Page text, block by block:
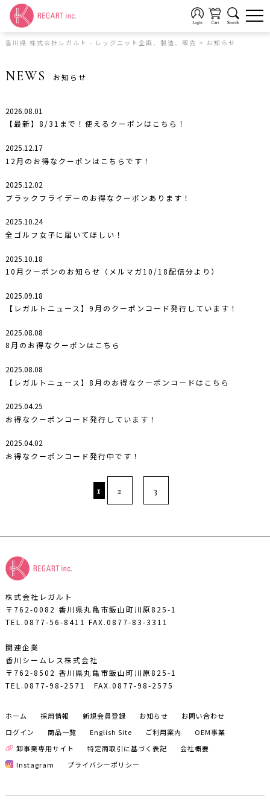
香川県 株式会社レガルト - レッグニット企画、製造、販売 > お知らせ
NEWS お知らせ
2026.08.01
【最新】8/31まで！使えるクーポンはこちら！
2025.12.17
12月のお得なクーポンはこちらです！
2025.12.02
ブラックフライデーのお得なクーポンあります！
2025.10.24
全ゴルフ女子に届いてほしい！
2025.10.18
10月クーポンのお知らせ（メルマガ10/18配信分より）
2025.09.18
【レガルトニュース】9月のクーポンコード発行しています！
2025.08.08
8月のお得なクーポンはこちら
2025.08.08
【レガルトニュース】8月のお得なクーポンコードはこちら
2025.04.25
お得なクーポンコード発行しています！
2025.04.02
お得なクーポンコード発行中です！
1 2 3
株式会社レガルト
〒762-0082 香川県丸亀市飯山町川原825-1
TEL.0877-56-8411 FAX.0877-83-3311
関連企業
香川シームレス株式会社
〒762-8502 香川県丸亀市飯山町川原825-1
TEL.0877-98-2571
FAX.0877-98-2575
ホーム 採用情報 新規会員登録 お知らせ
お問い合わせ
ログイン
商品一覧 English Site ご利用案内
OEM事業
卸事業専用サイト
特定商取引に基づく表記
会社概要
Instagram
プライバシーポリシー